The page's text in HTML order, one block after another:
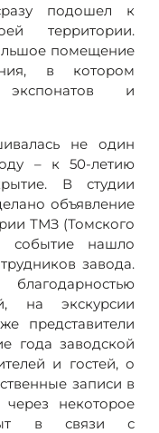
подошел к
территории.
помещение
в котором
экспонатов и
не один
– к 50-летию
В студии
объявление
ТМЗ (Томского
событие нашло
завода.
на экскурсии
представители
года заводской
и гостей, о
записи в
через некоторое
в связи с